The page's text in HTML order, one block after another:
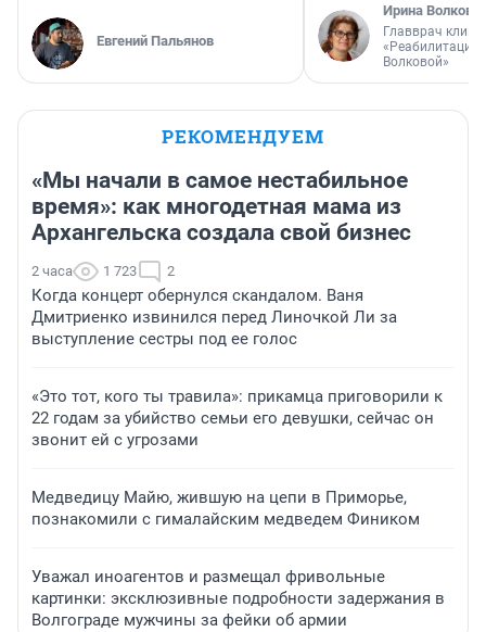
Евгений Пальянов
Ирина Волкова
Главврач
«Реабилитация
Волковой»
РЕКОМЕНДУЕМ
«Мы начали в самое нестабильное
время»: как многодетная мама из
Архангельска создала свой бизнес
2 часа 1 723 2
Когда концерт обернулся скандалом. Ваня
Дмитриенко извинился перед Линочкой Ли за
выступление сестры под ее голос
«Это тот, кого ты травила»: прикамца приговорили к
22 годам за убийство семьи его девушки, сейчас он
звонит ей с угрозами
Медведицу Майю, жившую на цепи в Приморье,
познакомили с гималайским медведем Фиником
Уважал иноагентов и размещал фривольные
картинки: эксклюзивные подробности задержания в
Волгограде мужчины за фейки об армии